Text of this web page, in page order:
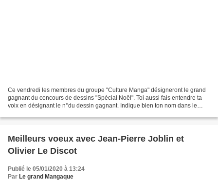
Ce vendredi les membres du groupe "Culture Manga" désigneront le grand
gagnant du concours de dessins "Spécial Noël". Toi aussi fais entendre ta
voix en désignant le n°du dessin gagnant. Indique bien ton nom dans le
Meilleurs voeux avec Jean-Pierre Joblin et
Olivier Le Discot
Publié le 05/01/2020 à 13:24
Par Le grand Mangaque